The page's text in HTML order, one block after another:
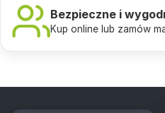
Bezpieczne i
Kup online lub zamów